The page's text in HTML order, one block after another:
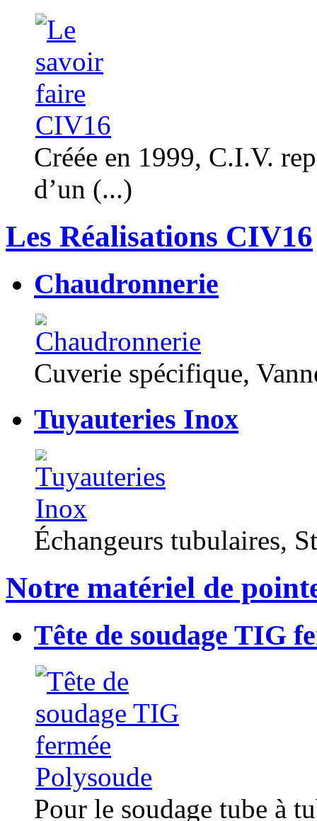
Créée en 1999, C.I.V.
d’un (...)
Les Réalisations CIV16
Chaudronnerie
Cuverie spécifique,
Tuyauteries Inox
Échangeurs tubulaires,
Notre matériel de
Tête de soudage TIG
Pour le soudage tube à